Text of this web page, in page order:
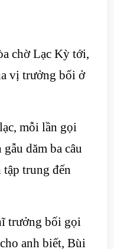
chờ Lạc Kỳ tới,
vị trưởng bối ở
mỗi lần gọi
dăm ba câu
trung đến
trưởng bối gọi
anh biết, Bùi